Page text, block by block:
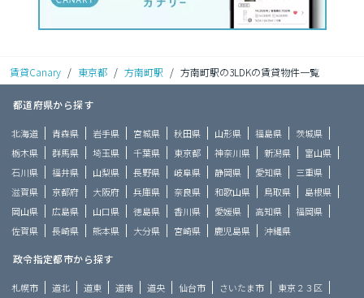
賃貸Canary / 東京都 / 方南町駅 / 方南町駅の3LDKの賃貸物件一覧
都道府県から探す
北海道 青森県 岩手県 宮城県 秋田県 山形県 福島県
茨城県
栃木県
群馬県 埼玉県 千葉県 東京都 神奈川県 新潟県
富山県
石川県
福井県 山梨県 長野県 岐阜県 静岡県 愛知県
三重県
滋賀県
京都府 大阪府 兵庫県 奈良県 和歌山県 鳥取県
島根県
岡山県
広島県 山口県 徳島県 香川県 愛媛県 高知県
福岡県
佐賀県
長崎県 熊本県 大分県 宮崎県 鹿児島県 沖縄県
政令指定都市から探す
札幌市 道北 道東 道南 道央 仙台市 さいたま市 東京２３区